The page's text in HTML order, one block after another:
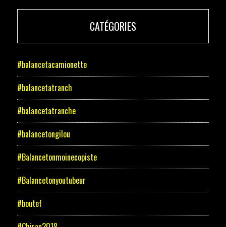
CATÉGORIES
#balancetacamionette
#balancetatranch
#balancetatranche
#balancetongilou
#Balancetonmoinecopiste
#Balancetonyoutubeur
#boutef